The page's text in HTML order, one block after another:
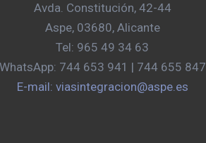
Avda. Constitución, 42-44
Aspe, 03680, Alicante
Tel: 965 49 34 63
WhatsApp: 744 653 941 | 744 655 847
E-mail: viasintegracion@aspe.es